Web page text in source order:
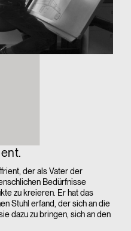
der als Vater der
Bedürfnisse
zu kreieren. Er hat das
Stuhl erfand, der sich an die
dazu zu bringen, sich an den